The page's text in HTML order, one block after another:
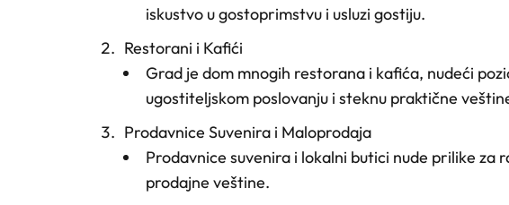
iskustvo u gostoprimstvu i usluzi gostiju.
Restorani i Kafići
Grad je dom mnogih restorana i kafića, nudeći
ugostiteljskom poslovanju i steknu praktične
Prodavnice Suvenira i Maloprodaja
Prodavnice suvenira i lokalni butici nude prilike za
prodajne veštine.